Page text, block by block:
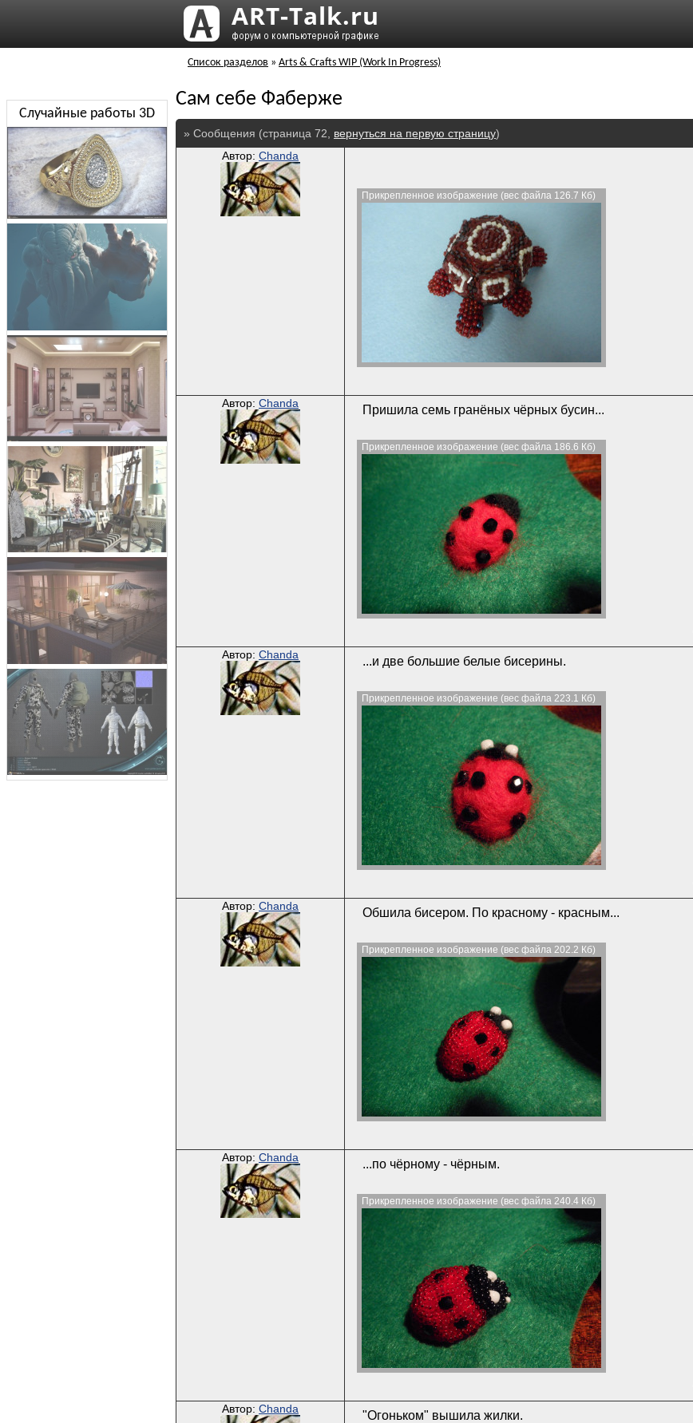
Список разделов » Arts & Crafts WIP (Work In Progress)
Сам себе Фаберже
» Сообщения (страница 72, вернуться на первую страницу)
Автор: Chanda
Прикрепленное изображение (вес файла 126.7 Кб)
Автор: Chanda Пришила семь гранёных чёрных бусин...
Прикрепленное изображение (вес файла 186.6 Кб)
Автор: Chanda ...и две большие белые бисерины.
Прикрепленное изображение (вес файла 223.1 Кб)
Автор: Chanda Обшила бисером. По красному - красным...
Прикрепленное изображение (вес файла 202.2 Кб)
Автор: Chanda ...по чёрному - чёрным.
Прикрепленное изображение (вес файла 240.4 Кб)
Автор: Chanda "Огоньком" вышила жилки.
Случайные работы 3D